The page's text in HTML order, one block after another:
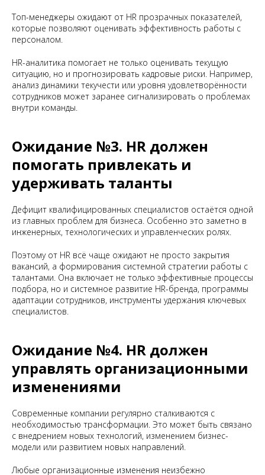
Топ-менеджеры ожидают от HR прозрачных показателей,
которые позволяют оценивать эффективность работы с
персоналом.
HR-аналитика помогает не только оценивать текущую
ситуацию, но и прогнозировать кадровые риски. Например,
анализ динамики текучести или уровня удовлетворённости
сотрудников может заранее сигнализировать о проблемах
внутри команды.
Ожидание №3. HR должен
помогать привлекать и
удерживать таланты
Дефицит квалифицированных специалистов остаётся одной
из главных проблем для бизнеса. Особенно это заметно в
инженерных, технологических и управленческих ролях.
Поэтому от HR всё чаще ожидают не просто закрытия
вакансий, а формирования системной стратегии работы с
талантами. Она включает не только эффективные процессы
подбора, но и системное развитие HR-бренда, программы
адаптации сотрудников, инструменты удержания ключевых
специалистов.
Ожидание №4. HR должен
управлять организационными
изменениями
Современные компании регулярно сталкиваются с
необходимостью трансформации. Это может быть связано
с внедрением новых технологий, изменением бизнес-
модели или развитием новых направлений.
Любые организационные изменения неизбежно